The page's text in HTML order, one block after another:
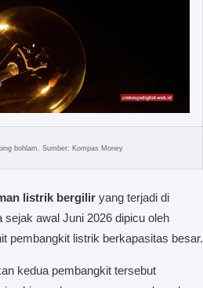
bohlam. Sumber: Kompas Money
listrik bergilir yang terjadi di
awal Juni 2026 dipicu oleh
pembangkit listrik berkapasitas besar.
kedua pembangkit tersebut